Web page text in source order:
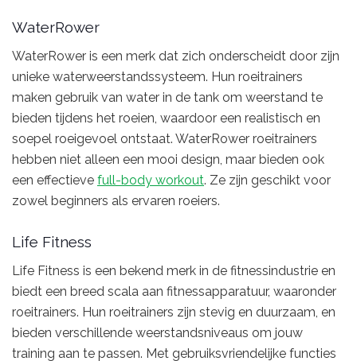
WaterRower
WaterRower is een merk dat zich onderscheidt door zijn
unieke waterweerstandssysteem. Hun roeitrainers
maken gebruik van water in de tank om weerstand te
bieden tijdens het roeien, waardoor een realistisch en
soepel roeigevoel ontstaat. WaterRower roeitrainers
hebben niet alleen een mooi design, maar bieden ook
een effectieve full-body workout. Ze zijn geschikt voor
zowel beginners als ervaren roeiers.
Life Fitness
Life Fitness is een bekend merk in de fitnessindustrie en
biedt een breed scala aan fitnessapparatuur, waaronder
roeitrainers. Hun roeitrainers zijn stevig en duurzaam, en
bieden verschillende weerstandsniveaus om jouw
training aan te passen. Met gebruiksvriendelijke functies